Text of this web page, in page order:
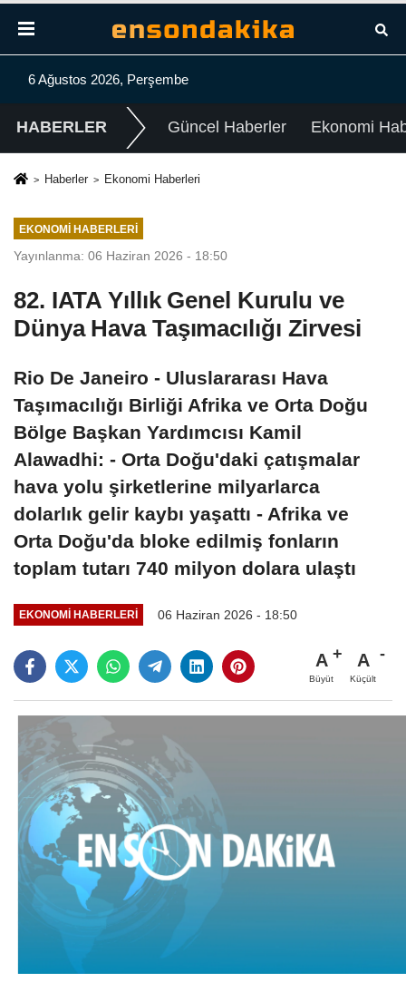
6 Ağustos 2026, Perşembe
HABERLER Güncel Haberler Ekonomi
Haberler Ekonomi Haberleri
EKONOMI HABERLERI
Yayınlanma: 06 Haziran 2026 - 18:50
82. IATA Yıllık Genel Kurulu ve
Dünya Hava Taşımacılığı Zirvesi
Rio De Janeiro - Uluslararası Hava
Taşımacılığı Birliği Afrika ve Orta Doğu
Bölge Başkan Yardımcısı Kamil
Alawadhi: - Orta Doğu'daki çatışmalar
hava yolu şirketlerine milyarlarca
dolarlık gelir kaybı yaşattı - Afrika ve
Orta Doğu'da bloke edilmiş fonların
toplam tutarı 740 milyon dolara ulaştı
EKONOMI HABERLERI 06 Haziran 2026 - 18:50
A
Büyüt
A
Küçült